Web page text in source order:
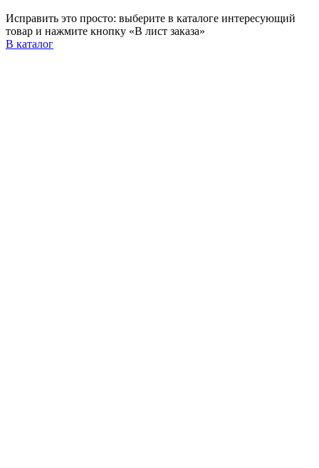
Исправить это просто: выберите в каталоге интересующий
товар и нажмите кнопку «В лист заказа»
В каталог